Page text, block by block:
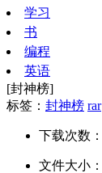
学习
书
编程
英语
[封神榜]
标签： 封神榜 rar
下载次数：
文件大小